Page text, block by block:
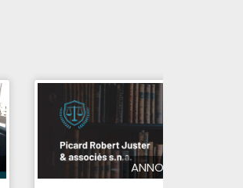
ANNONCE